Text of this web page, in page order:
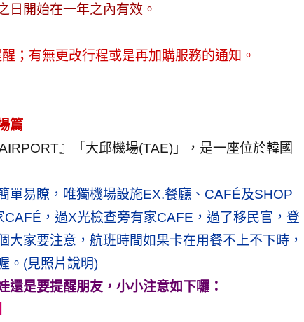
日開始在一年之內有效。
；有無更改行程或是再加購服務的通知。
篇
』「大邱機場(TAE)」，是一座位於韓國
單易瞭，唯獨機場設施EX.餐廳、CAFÉ及SHOP
，過X光檢查旁有家CAFE，過了移民官，登
家要注意，航班時間如果卡在用餐不上不下時，
。(見照片說明)
是要提醒朋友，小小注意如下囉：